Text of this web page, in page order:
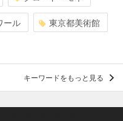
ール 東京都美術館
キーワードをもっと見る